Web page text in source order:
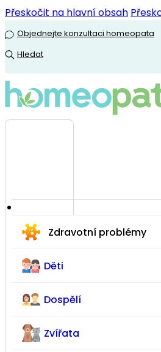
Přeskočit na hlavní obsah
Objednejte konzultaci homeopata
Hledat
Zdravotní problémy
Děti
Dospělí
Zvířata